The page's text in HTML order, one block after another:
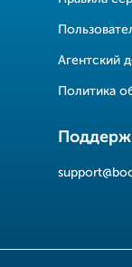
Агентский
Политика